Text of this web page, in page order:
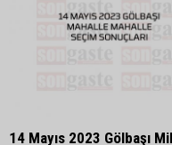
14 Mayıs 2023 Gölbaşı